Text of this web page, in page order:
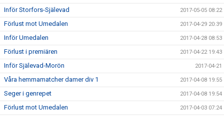
Inför Storfors-Själevad 2017-05-05 08:22
Förlust mot Umedalen 2017-04-29 20:39
Inför Umedalen 2017-04-28 08:53
Förlust i premiären 2017-04-22 19:43
Inför Själevad-Morön 2017-04-21
Våra hemmamatcher damer div 1 2017-04-08 19:55
Seger i genrepet 2017-04-08 19:54
Förlust mot Umedalen 2017-04-03 07:24